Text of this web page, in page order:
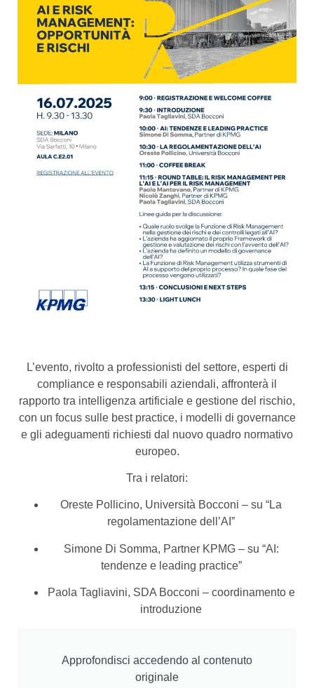
L’evento, rivolto a professionisti del settore, esperti di
compliance e responsabili aziendali, affronterà il
rapporto tra intelligenza artificiale e gestione del rischio,
con un focus sulle best practice, i modelli di governance
e gli adeguamenti richiesti dal nuovo quadro normativo
europeo.
Tra i relatori:
Oreste Pollicino, Università Bocconi – su “La
regolamentazione dell’AI”
Simone Di Somma, Partner KPMG – su “AI:
tendenze e leading practice”
Paola Tagliavini, SDA Bocconi – coordinamento e
introduzione
Approfondisci accedendo al contenuto
originale